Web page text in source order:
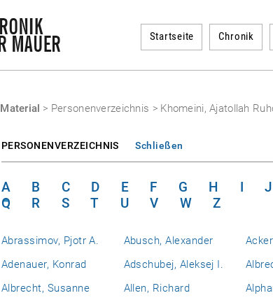
Startseite Chronik
Material > Personenverzeichnis > Khomeini, Ajatollah
PERSONENVERZEICHNIS Schließen
A B C D E F G H I J
Q
R S T U V W Z
Abrassimov, Pjotr A. Abusch, Alexander
Adenauer, Konrad
Adschubej, Aleksej I.
Albrecht, Susanne
Allen, Richard